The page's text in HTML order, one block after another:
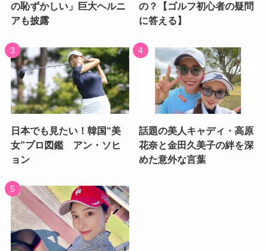
の恥ずかしい」巨大ヘルニ
アも披露
の？【ゴルフ初心者の疑問
に答える】
日本でも見たい！韓国“美
女”プロ図鑑 アン・ソヒ
ョン
話題の美人キャディ・高原
花奈と金田久美子の絆を深
めた意外な言葉